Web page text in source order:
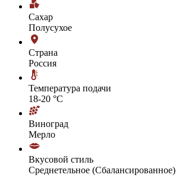
Сахар
Полусухое
Страна
Россия
Температура подачи
18-20 °С
Виноград
Мерло
Вкусовой стиль
Среднетельное (Сбалансированное)